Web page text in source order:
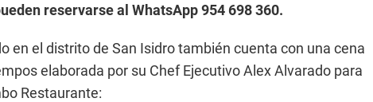
reservarse al WhatsApp 954 698 360.
en el distrito de San Isidro también cuenta con una cena
elaborada por su Chef Ejecutivo Alex Alvarado para
Restaurante: